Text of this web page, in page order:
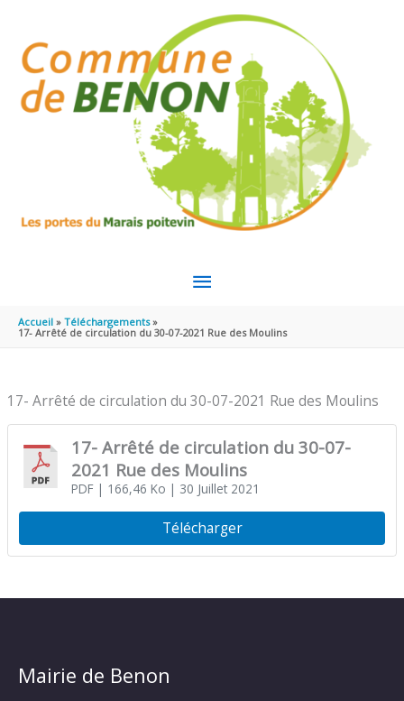
MENU
PRINCIPAL
Accueil
Téléchargements
17- Arrêté de circulation du 30-07-2021 Rue des Moulins
17- Arrêté de circulation du 30-07-2021 Rue des Moulins
17- Arrêté de circulation du 30-07-
2021 Rue des Moulins
PDF| 166,46 Ko | 30 Juillet 2021
Télécharger
Mairie de Benon